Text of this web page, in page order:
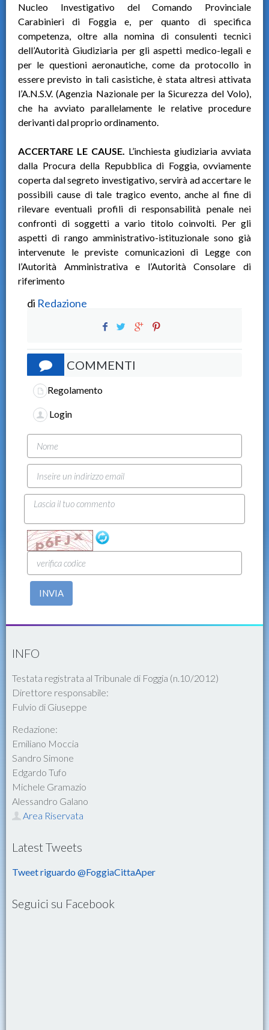
Nucleo Investigativo del Comando Provinciale
Carabinieri di Foggia e, per quanto di specifica
competenza, oltre alla nomina di consulenti tecnici
dell’Autorità Giudiziaria per gli aspetti medico-legali e
per le questioni aeronautiche, come da protocollo in
essere previsto in tali casistiche, è stata altresì attivata
l’A.N.S.V. (Agenzia Nazionale per la Sicurezza del Volo),
che ha avviato parallelamente le relative procedure
derivanti dal proprio ordinamento.
ACCERTARE LE CAUSE. L’inchiesta giudiziaria avviata
dalla Procura della Repubblica di Foggia, ovviamente
coperta dal segreto investigativo, servirà ad accertare le
possibili cause di tale tragico evento, anche al fine di
rilevare eventuali profili di responsabilità penale nei
confronti di soggetti a vario titolo coinvolti. Per gli
aspetti di rango amministrativo-istituzionale sono già
intervenute le previste comunicazioni di Legge con
l’Autorità Amministrativa e l’Autorità Consolare di
riferimento
di Redazione
COMMENTI
Regolamento
Login
INVIA
INFO
Testata registrata al Tribunale di Foggia (n.10/2012)
Direttore responsabile:
Fulvio di Giuseppe
Redazione:
Emiliano Moccia
Sandro Simone
Edgardo Tufo
Michele Gramazio
Alessandro Galano
Area Riservata
Latest Tweets
Tweet riguardo @FoggiaCittaAper
Seguici su Facebook